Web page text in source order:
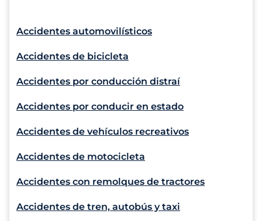
Accidentes automovilísticos
Accidentes de bicicleta
Accidentes por conducción distraí
Accidentes por conducir en estado
Accidentes de vehículos recreativos
Accidentes de motocicleta
Accidentes con remolques de tractores
Accidentes de tren, autobús y taxi